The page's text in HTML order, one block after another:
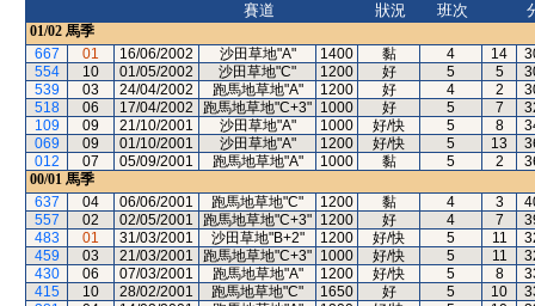
賽道
狀況
班次
01/02 馬季
667
01 16/06/2002 沙田草地"A" 1400 黏 4 14
554
10 01/05/2002 沙田草地"C" 1200 好 5 5
539
03 24/04/2002 跑馬地草地"A" 1200 好 4 2
518
06 17/04/2002 跑馬地草地"C+3" 1000 好 5 7
109
09 21/10/2001 沙田草地"A" 1000 好/快 5 8
069
09 01/10/2001 沙田草地"A" 1200 好/快 5 13
012
07 05/09/2001 跑馬地草地"A" 1000 黏 5 2
00/01 馬季
637
04 06/06/2001 跑馬地草地"C" 1200 黏 4 3
557
02 02/05/2001 跑馬地草地"C+3" 1200 好 4 7
483
01 31/03/2001 沙田草地"B+2" 1200 好/快 5 11
459
03 21/03/2001 跑馬地草地"C+3" 1000 好/快 5 11
430
06 07/03/2001 跑馬地草地"A" 1200 好/快 5 8
415
10 28/02/2001 跑馬地草地"C" 1650 好 5 10